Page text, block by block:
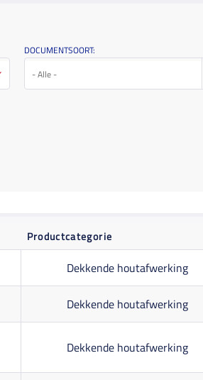
DOCUMENTSOORT:
- Alle -
Productcategorie
Dekkende houtafwerking
Dekkende houtafwerking
Dekkende houtafwerking